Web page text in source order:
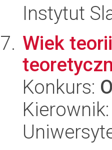
Instytut
Wiek
Konkurs: